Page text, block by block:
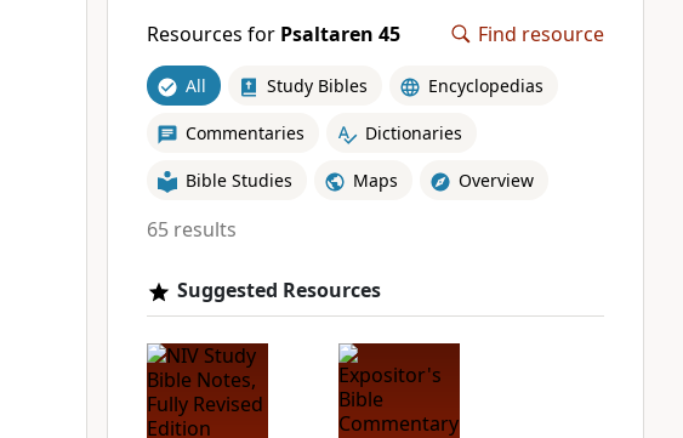
Resources for Psaltaren 45 Find resource
All Study Bibles Encyclopedias
Commentaries Dictionaries
Bible Studies Maps Overview
65 results
Suggested Resources